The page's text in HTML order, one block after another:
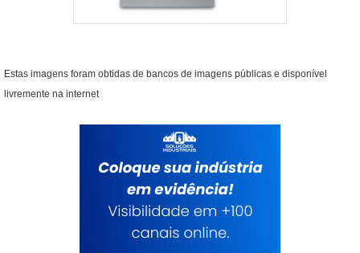
Estas imagens foram obtidas de bancos de imagens públicas e disponível
livremente na internet